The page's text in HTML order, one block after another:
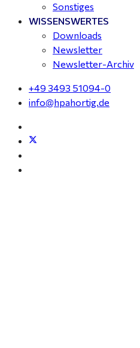
Sonstiges
WISSENSWERTES
Downloads
Newsletter
Newsletter-Archiv
+49 3493 51094-0
info@hpahortig.de